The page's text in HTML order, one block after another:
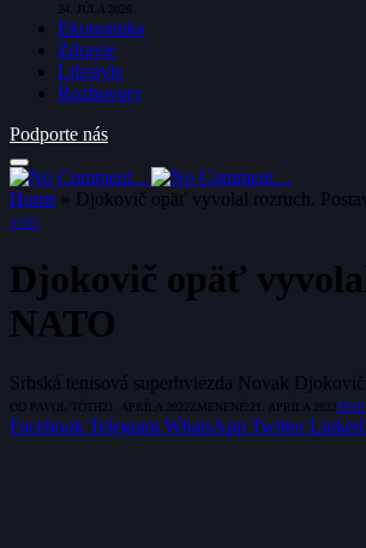
24. JÚLA 2026
Ekonomika
Zdravie
Lifestyle
Rozhovory
Podporte nás
Home » Djokovič opäť vyvolal rozruch.
SVET
Djokovič opäť
NATO
Srbská tenisová superhviezda Novak
OD PAVOL TÓTH 21. APRÍLA 2022 ZMENENÉ: 21. APRÍLA 2022
Facebook Telegram WhatsApp Twitter